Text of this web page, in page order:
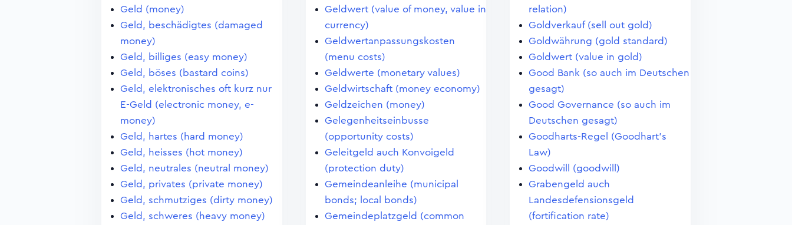
Geld (money)
Geld, beschädigtes (damaged
money)
Geld, billiges (easy money)
Geld, böses (bastard coins)
Geld, elektronisches oft kurz nur
E-Geld (electronic money, e-
money)
Geld, hartes (hard money)
Geld, heisses (hot money)
Geld, neutrales (neutral money)
Geld, privates (private money)
Geld, schmutziges (dirty money)
Geld, schweres (heavy money)
Geldwert (value of money, value in
currency)
Geldwertanpassungskosten
(menu costs)
Geldwerte (monetary values)
Geldwirtschaft (money economy)
Geldzeichen (money)
Gelegenheitseinbusse
(opportunity costs)
Geleitgeld auch Konvoigeld
(protection duty)
Gemeindeanleihe (municipal
bonds; local bonds)
Gemeindeplatzgeld (common
relation)
Goldverkauf (sell out gold)
Goldwährung (gold standard)
Goldwert (value in gold)
Good Bank (so auch im Deutschen
gesagt)
Good Governance (so auch im
Deutschen gesagt)
Goodharts-Regel (Goodhart's
Law)
Goodwill (goodwill)
Grabengeld auch
Landesdefensionsgeld
(fortification rate)